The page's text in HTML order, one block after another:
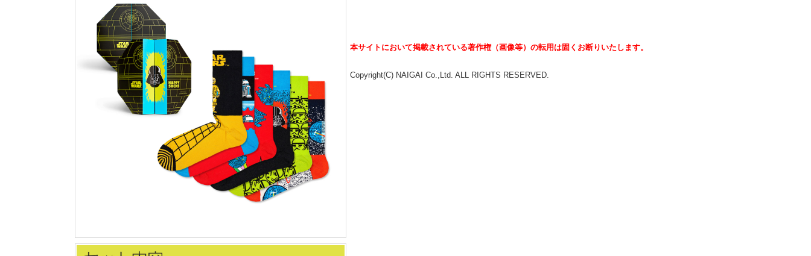
本サイトにおいて掲載されている著作権（画像等）の転用は固くお断りいたします。
Copyright(C) NAIGAI Co.,Ltd. ALL RIGHTS RESERVED.